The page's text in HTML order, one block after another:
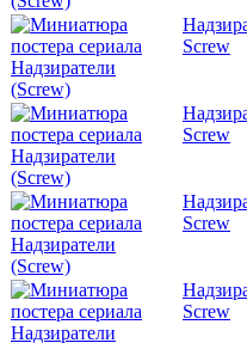
Screw
Screw
Screw
Screw